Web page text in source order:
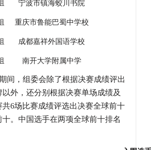
宁波市镇海蛟川书院
重庆市鲁能巴蜀中学校
成都嘉祥外国语学校
南开大学附属中学
间，组委会除了根据决赛成绩评出
外，还分别根据决赛单场成绩及
共6场比赛成绩评选出决赛全球前十
。中国选手在两项全球前十排名